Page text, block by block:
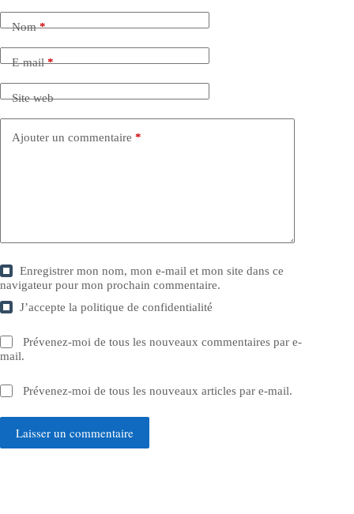
Nom*
E-mail*
Site web
Ajouter un commentaire *
Enregistrer mon nom, mon e-mail et mon site dans ce
navigateur pour mon prochain commentaire.
J’accepte lapolitique de confidentialité
Prévenez-moi de tous les nouveaux commentaires par e-
mail.
Prévenez-moi de tous les nouveaux articles par e-mail.
Laisser un commentaire